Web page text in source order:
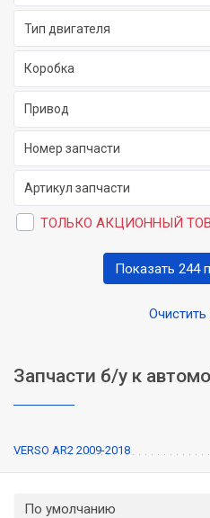
Тип двигателя
Коробка
Привод
ТОЛЬКО АКЦИОННЫЙ
Очистить
Показать 244
Запчасти б/у к
VERSO AR2 2009-2018
По умолчанию